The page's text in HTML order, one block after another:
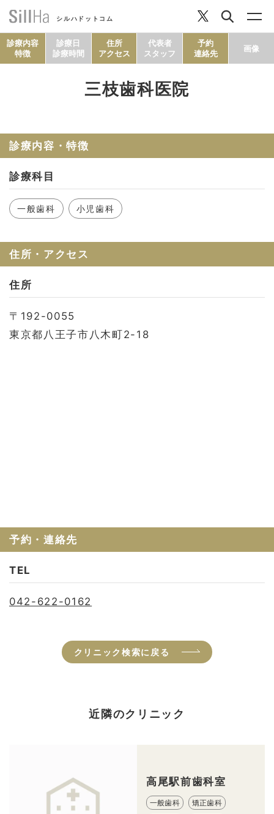
シルハドットコム
セルフチェック
診療内容
特徴
診療日
診療時間
住所
アクセス
代表者
スタッフ
予約
連絡先
画像
三枝歯科医院
診療内容・特徴
診療科目
一般歯科 小児歯科
住所・アクセス
住所
〒192-0055
東京都八王子市八木町2-18
予約・連絡先
TEL
042-622-0162
クリニック検索に戻る
近隣のクリニック
高尾駅前歯科室
一般歯科 矯正歯科